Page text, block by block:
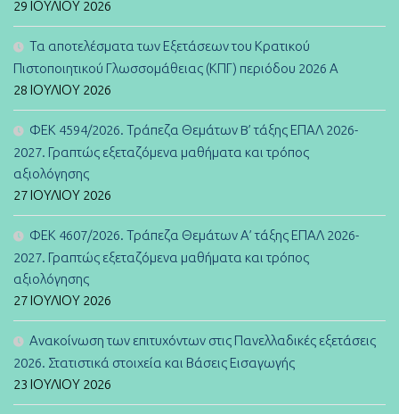
29 ΙΟΥΛΊΟΥ 2026
Τα αποτελέσματα των Εξετάσεων του Κρατικού
Πιστοποιητικού Γλωσσομάθειας (ΚΠΓ) περιόδου 2026 Α
28 ΙΟΥΛΊΟΥ 2026
ΦΕΚ 4594/2026. Τράπεζα Θεμάτων B’ τάξης ΕΠΑΛ 2026-
2027. Γραπτώς εξεταζόμενα μαθήματα και τρόπος
αξιολόγησης
27 ΙΟΥΛΊΟΥ 2026
ΦΕΚ 4607/2026. Τράπεζα Θεμάτων Α’ τάξης ΕΠΑΛ 2026-
2027. Γραπτώς εξεταζόμενα μαθήματα και τρόπος
αξιολόγησης
27 ΙΟΥΛΊΟΥ 2026
Ανακοίνωση των επιτυχόντων στις Πανελλαδικές εξετάσεις
2026. Στατιστικά στοιχεία και Βάσεις Εισαγωγής
23 ΙΟΥΛΊΟΥ 2026